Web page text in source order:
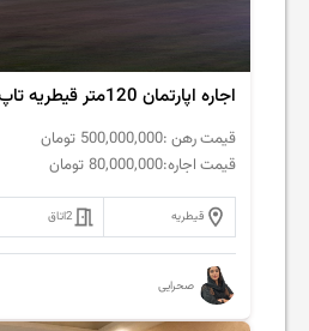
اجاره اپارتمان 120متر قیطریه تاپ لوکیشن
قیمت رهن :500,000,000 تومان
قیمت اجاره:80,000,000 تومان
قیطریه 2اتاق
صحرایی